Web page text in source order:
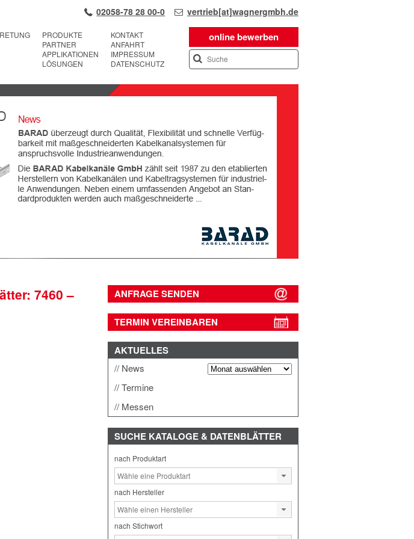
02058-78 28 00-0 vertrieb[at]wagnergmbh.de
online bewerben
PRODUKTE
PARTNER
APPLIKATIONEN
LÖSUNGEN
KONTAKT
ANFAHRT
IMPRESSUM
DATENSCHUTZ
7460 –
ANFRAGE SENDEN
TERMIN VEREINBAREN
AKTUELLES
News
Termine
Messen
SUCHE KATALOGE & DATENBLÄTTER
nach Produktart
nach Hersteller
nach Stichwort